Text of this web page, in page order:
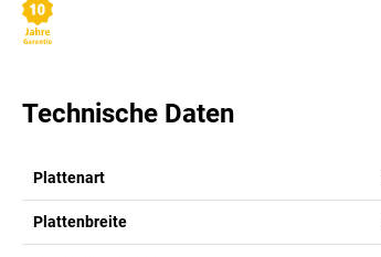
Technische Daten
Plattenart
Plattenbreite